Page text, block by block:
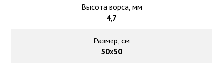
Высота ворса, мм
4,7
Размер, см
50х50